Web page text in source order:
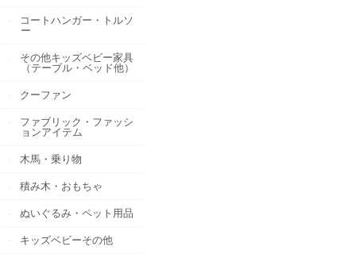
コートハンガー・トルソ
ー
その他キッズベビー家具
（テーブル・ベッド他）
クーファン
ファブリック・ファッシ
ョンアイテム
木馬・乗り物
積み木・おもちゃ
ぬいぐるみ・ペット用品
キッズベビーその他